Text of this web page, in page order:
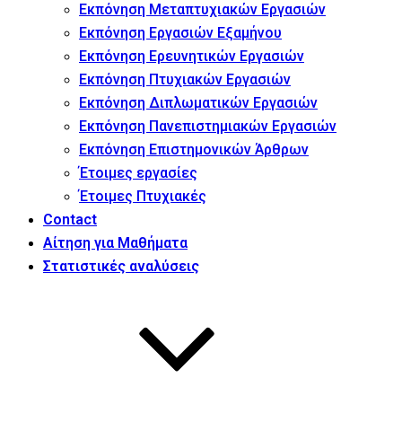
Εκπόνηση Μεταπτυχιακών Εργασιών
Εκπόνηση Εργασιών Εξαμήνου
Εκπόνηση Ερευνητικών Εργασιών
Εκπόνηση Πτυχιακών Εργασιών
Εκπόνηση Διπλωματικών Εργασιών
Εκπόνηση Πανεπιστημιακών Εργασιών
Εκπόνηση Επιστημονικών Άρθρων
Έτοιμες εργασίες
Έτοιμες Πτυχιακές
Contact
Αίτηση για Μαθήματα
Στατιστικές αναλύσεις